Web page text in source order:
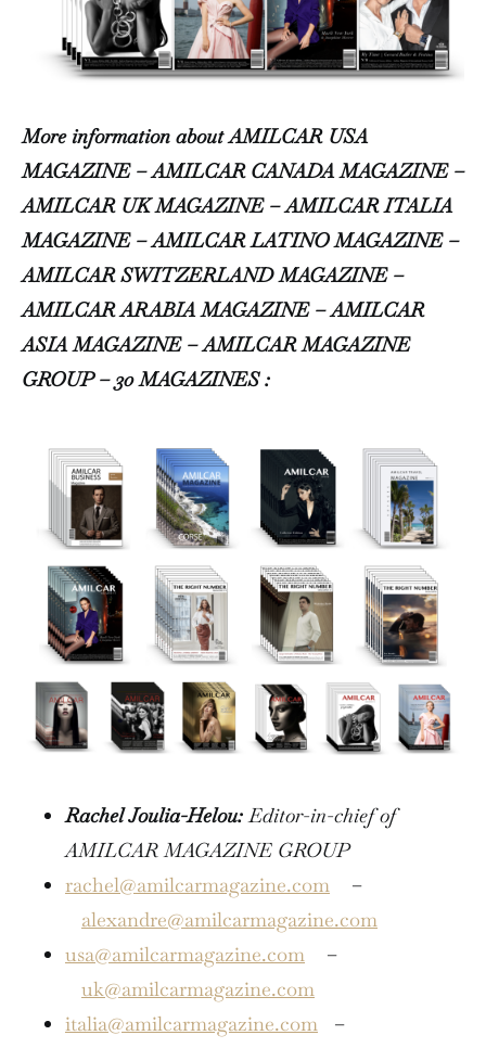
More information about AMILCAR USA
MAGAZINE – AMILCAR CANADA MAGAZINE –
AMILCAR UK MAGAZINE – AMILCAR ITALIA
MAGAZINE – AMILCAR LATINO MAGAZINE –
AMILCAR SWITZERLAND MAGAZINE –
AMILCAR ARABIA MAGAZINE – AMILCAR
ASIA MAGAZINE – AMILCAR MAGAZINE
GROUP – 30 MAGAZINES :
Rachel Joulia-Helou:Editor-in-chief of
AMILCAR MAGAZINE GROUP
rachel@amilcarmagazine.com –
alexandre@amilcarmagazine.com
usa@amilcarmagazine.com –
uk@amilcarmagazine.com
italia@amilcarmagazine.com –